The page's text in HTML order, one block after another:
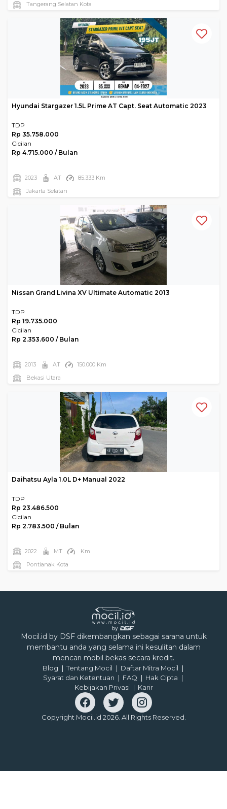
Tangerang Selatan Kota
Hyundai Stargazer 1.5L Prime AT Capt. Seat Automatic 2023
TDP
Rp 35.758.000
Cicilan
Rp 4.715.000 / Bulan
2023 AT
85.333 Km
Jakarta Selatan
Nissan Grand Livina XV Ultimate Automatic 2013
TDP
Rp 19.735.000
Cicilan
Rp 2.353.600 / Bulan
2013 AT
150.000 Km
Bekasi Utara
Daihatsu Ayla 1.0L D+ Manual 2022
TDP
Rp 23.486.500
Cicilan
Rp 2.783.500 / Bulan
2022 MT
Km
Pontianak Kota
Mocil.id by DSF dikembangkan sebagai sarana untuk
membantu anda yang selama ini kesulitan dalam
mencari mobil bekas secara kredit.
Blog Tentang Mocil
Daftar Mitra Mocil
Syarat dan Ketentuan
FAQ
Hak Cipta
Kebijakan Privasi
Karir
Copyright Mocil.id 2026. All Rights Reserved.